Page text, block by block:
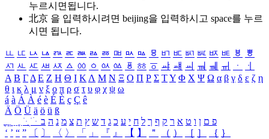
누르시면됩니다.
北京 을 입력하시려면 beijing을 입력하시고 space를 누르
시면 됩니다.
ㅥ ㅦ ㅧ ㅨ ㅩ ㅪ ㅫ ㅬ ㅭ ㅮ ㅯ ㅰ ㅱ ㅲ ㅳ ㅴ ㅵ ㅶ ㅷ ㅸ
ㅹ
ㅺ ㅻ ㅼ ㅽ ㅾ ㅿ ㆀ ㆁ ㆂ ㆃ ㆄ ㆅ ㆆ ㆇ ㆈ ㆉ ㆊ ㆋ ㆌ ㆍ
ㆎ
Α Β ΓΔ Ε Ζ Η Θ Ι ΚΛ Μ Ν Ξ Ο Π Ρ Σ ΤΥ Φ Χ Ψ Ω α β γ δ ε ζ η
θ ι κ λ μ ν ξ ο π ρ σ τ υ φ χ ψ ω
á à Á À é è É È ç Ç ê
Ä Ö Ü ä ö ü ß
ִֶֹ ֻּ ׁׂ פ ם ן ו ט א ר ק ף ך ל ח י ע כ ג ד ש ץ ת צ מ נ ה ב
‘ ’ “ ” 〔 〕 〈 〉 「 」 『 』 【 】 ＂ （ ） ［ ］ ｛ ｝